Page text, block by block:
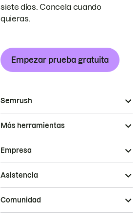
siete días. Cancela cuando
quieras.
Empezar prueba gratuita
Semrush
Más herramientas
Empresa
Asistencia
Comunidad